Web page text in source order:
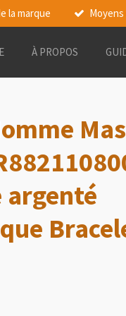
la marque
À PROPOS